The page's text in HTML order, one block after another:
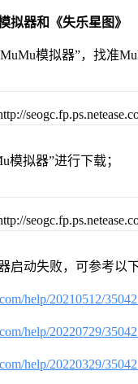
拟器和《失乐星图》
模拟器”，找准
模拟器”进行下载；
启动失败，可参考以
help/20210512/
help/20220729/
help/20220329/